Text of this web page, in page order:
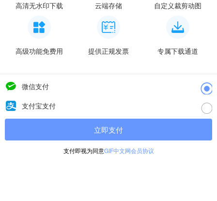
高清无水印下载 云端存储 自定义裁剪动图
高级功能免费用 提供正规发票 专属下载通道
微信支付
支付宝支付
立即支付
支付即视为同意GIF中文网会员协议